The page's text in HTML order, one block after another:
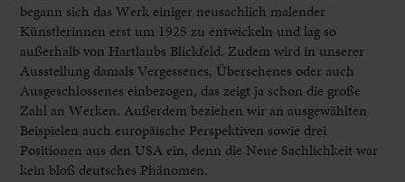
begann sich das Werk einiger neusachlich malender
Künstlerinnen erst um 1925 zu entwickeln und lag so
außerhalb von Hartlaubs Blickfeld. Zudem wird in unserer
Ausstellung damals Vergessenes, Übersehenes oder auch
Ausgeschlossenes einbezogen, das zeigt ja schon die große
Zahl an Werken. Außerdem beziehen wir an ausgewählten
Beispielen auch europäische Perspektiven sowie drei
Positionen aus den USA ein, denn die Neue Sachlichkeit war
kein bloß deutsches Phänomen.